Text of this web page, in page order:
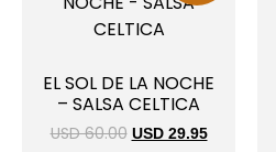
EL SOL DE LA NOCHE
– SALSA CELTICA
USD 60.00 USD 29.95